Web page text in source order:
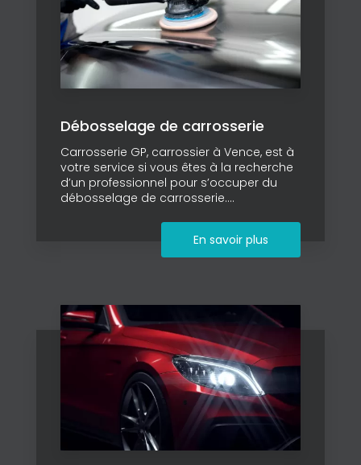
Débosselage de carrosserie
Carrosserie GP, carrossier à Vence, est à
votre service si vous êtes à la recherche
d’un professionnel pour s’occuper du
débosselage de carrosserie....
En savoir plus